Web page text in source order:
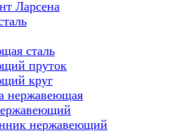
Ларсена
сталь
пруток
круг
нержавеющая
нержавеющий